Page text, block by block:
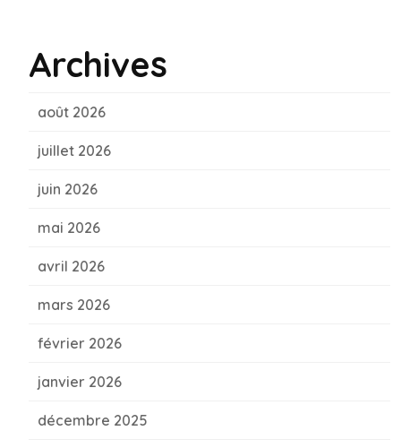
Archives
août 2026
juillet 2026
juin 2026
mai 2026
avril 2026
mars 2026
février 2026
janvier 2026
décembre 2025